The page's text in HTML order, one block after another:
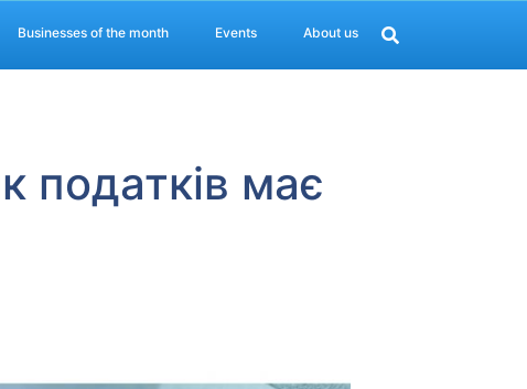
Businesses of the month Events About us
податків має